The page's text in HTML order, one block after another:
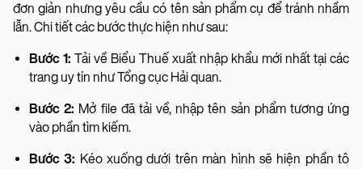
đơn giản nhưng yêu cầu có tên sản phẩm cụ để tránh nhầm
lẫn. Chi tiết các bước thực hiện như sau:
Bước 1: Tải về Biểu Thuế xuất nhập khẩu mới nhất tại các
trang uy tín như Tổng cục Hải quan.
Bước 2: Mở file đã tải về, nhập tên sản phẩm tương ứng
vào phần tìm kiếm.
Bước 3: Kéo xuống dưới trên màn hình sẽ hiện phần tô